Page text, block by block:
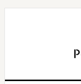
Skip
Skip
Skip